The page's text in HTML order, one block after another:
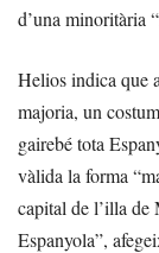
d’una minoritària
Helios indica que
majoria, un
gairebé tota
vàlida la forma
capital de l’illa de
Espanyola”,